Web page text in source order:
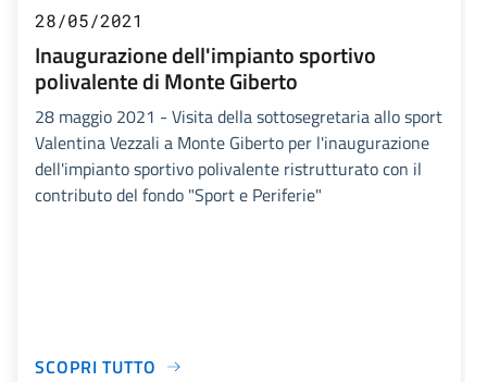
28/05/2021
Inaugurazione dell'impianto sportivo
polivalente di Monte Giberto
28 maggio 2021 - Visita della sottosegretaria allo sport
Valentina Vezzali a Monte Giberto per l'inaugurazione
dell'impianto sportivo polivalente ristrutturato con il
contributo del fondo "Sport e Periferie"
SCOPRI TUTTO